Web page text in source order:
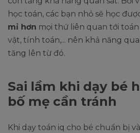
học toán, các bạn nhỏ sẽ học
mỉ hơn mọi thứ liên quan tới
vật, tính toán,... nên khả năng
tăng lên từ đó.
Sai lầm khi dạy bé
bố mẹ cần tránh
Khi dạy toán iq cho bé chuẩn bị